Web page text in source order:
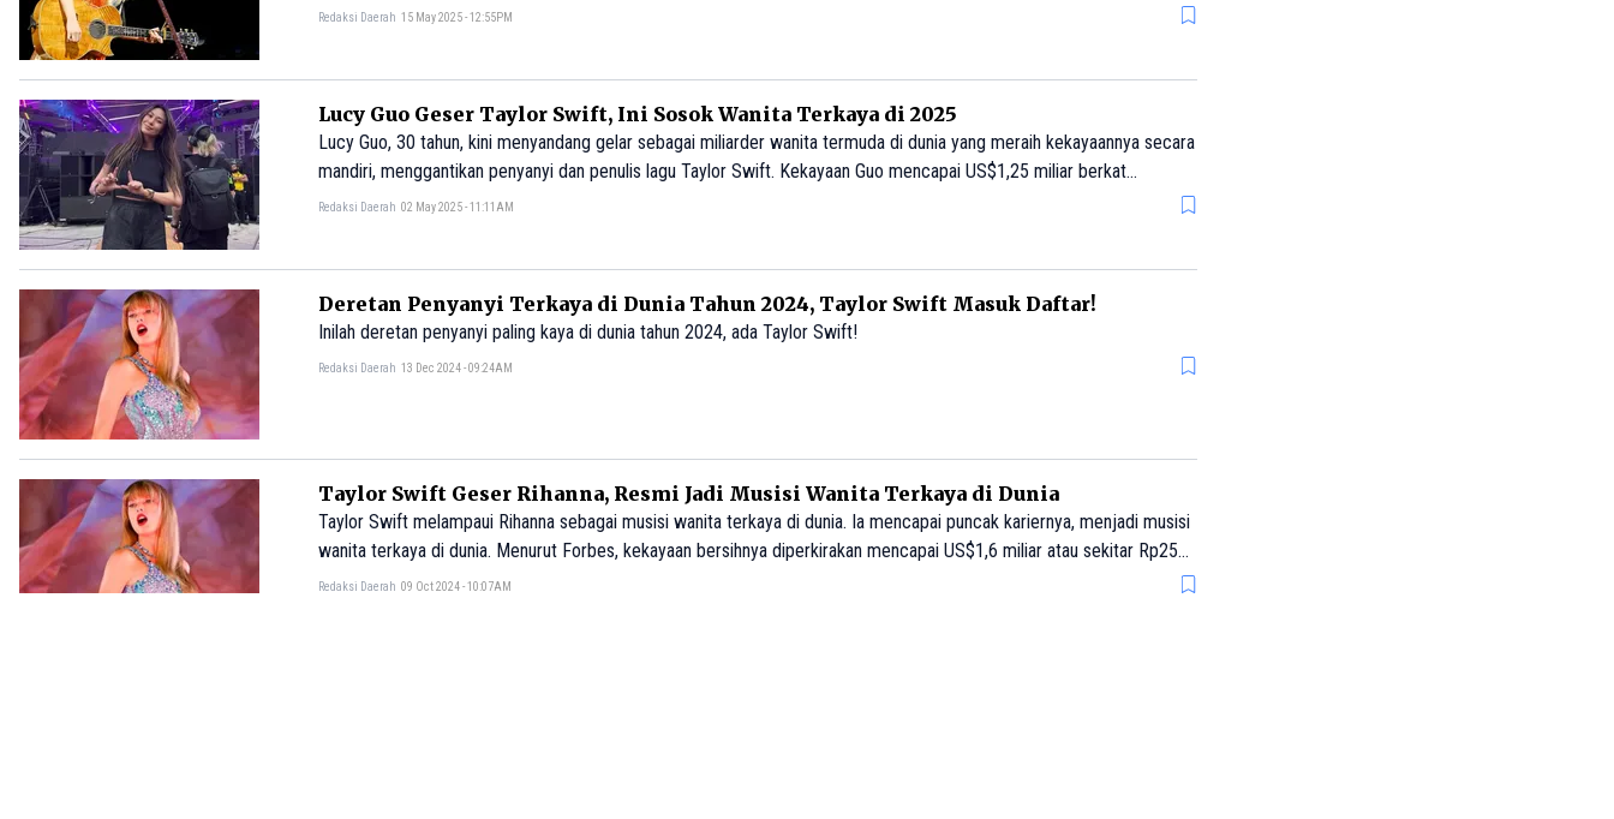
Redaksi Daerah 15 May 2025 - 12:55PM
Lucy Guo Geser Taylor Swift, Ini Sosok Wanita Terkaya di 2025
Lucy Guo, 30 tahun, kini menyandang gelar sebagai miliarder wanita termuda di dunia yang meraih kekayaannya secara
mandiri, menggantikan penyanyi dan penulis lagu Taylor Swift. Kekayaan Guo mencapai US$1,25 miliar berkat
kesuksesannya di bidang startup AI dan teknologi.
Redaksi Daerah 02 May 2025 - 11:11AM
Deretan Penyanyi Terkaya di Dunia Tahun 2024, Taylor Swift Masuk Daftar!
Inilah deretan penyanyi paling kaya di dunia tahun 2024, ada Taylor Swift!
Redaksi Daerah 13 Dec 2024 - 09:24AM
Taylor Swift Geser Rihanna, Resmi Jadi Musisi Wanita Terkaya di Dunia
Taylor Swift melampaui Rihanna sebagai musisi wanita terkaya di dunia. Ia mencapai puncak kariernya, menjadi musisi
wanita terkaya di dunia. Menurut Forbes, kekayaan bersihnya diperkirakan mencapai US$1,6 miliar atau sekitar Rp25
triliun.
Redaksi Daerah 09 Oct 2024 - 10:07AM